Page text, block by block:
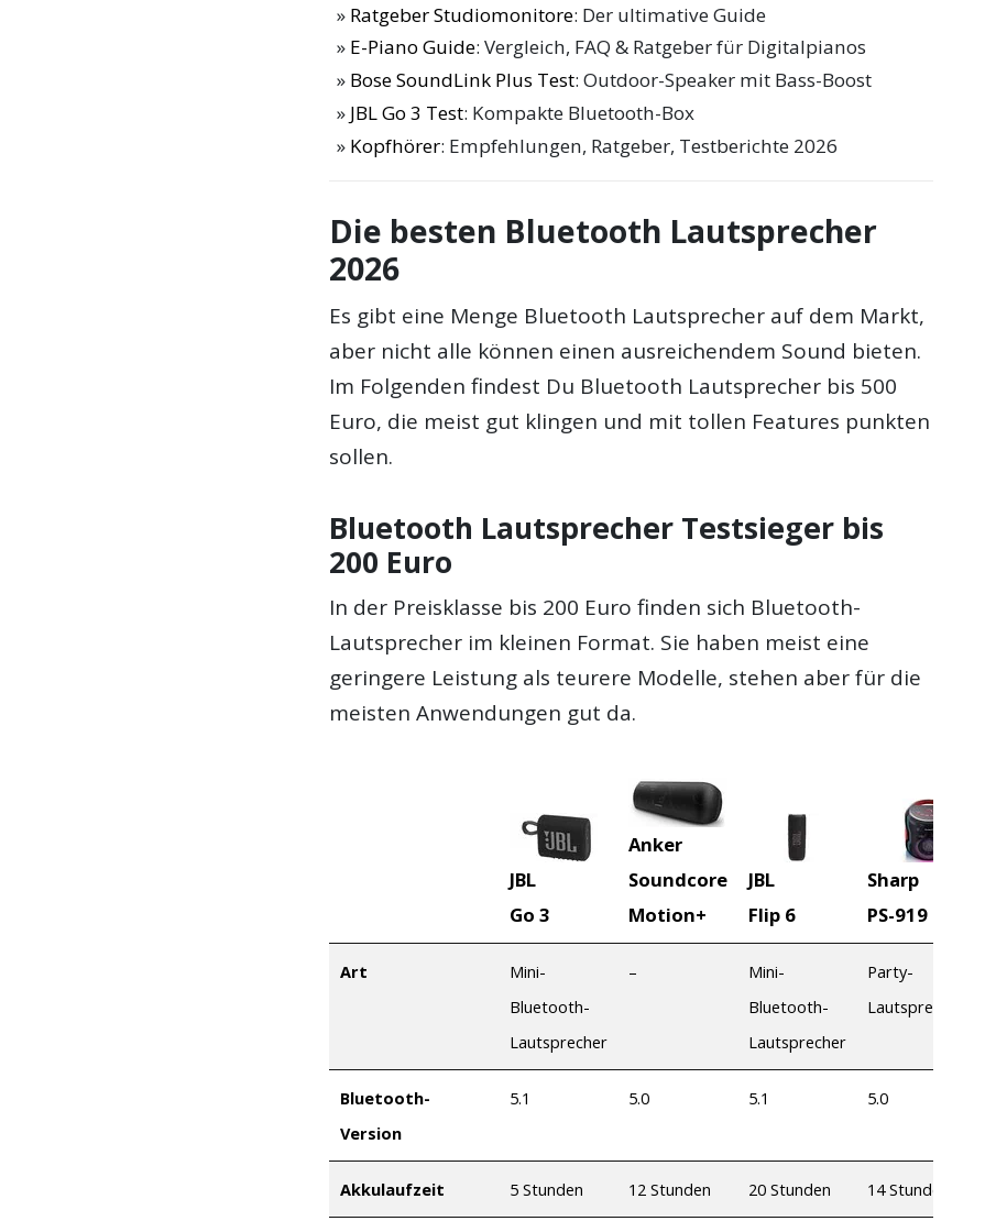
Ratgeber Studiomonitore: Der ultimative Guide
E-Piano Guide: Vergleich, FAQ & Ratgeber für Digitalpianos
Bose SoundLink Plus Test: Outdoor-Speaker mit Bass-Boost
JBL Go 3 Test: Kompakte Bluetooth-Box
Kopfhörer: Empfehlungen, Ratgeber, Testberichte 2026
Die besten Bluetooth Lautsprecher
2026
Es gibt eine Menge Bluetooth Lautsprecher auf dem Markt,
aber nicht alle können einen ausreichendem Sound bieten.
Im Folgenden findest Du Bluetooth Lautsprecher bis 500
Euro, die meist gut klingen und mit tollen Features punkten
sollen.
Bluetooth Lautsprecher Testsieger bis
200 Euro
In der Preisklasse bis 200 Euro finden sich Bluetooth-
Lautsprecher im kleinen Format. Sie haben meist eine
geringere Leistung als teurere Modelle, stehen aber für die
meisten Anwendungen gut da.
JBL
Go 3
Anker
Soundcore
Motion+
JBL
Flip 6
Sharp
PS-919
Art
Mini-
Bluetooth-
Lautsprecher
–
Mini-
Bluetooth-
Lautsprecher
Party-
Lautsprecher
Bluetooth-
Version
5.1 5.0 5.1 5.0
Akkulaufzeit 5 Stunden 12 Stunden 20 Stunden 14 Stunden